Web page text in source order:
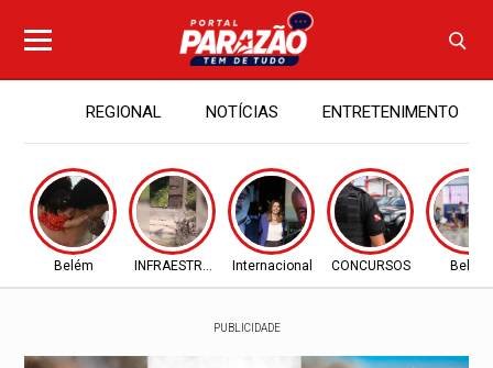
REGIONAL NOTÍCIAS ENTRETENIMENTO
Belém INFRAESTRUTURAInternacional CONCURSOS Belém
PUBLICIDADE